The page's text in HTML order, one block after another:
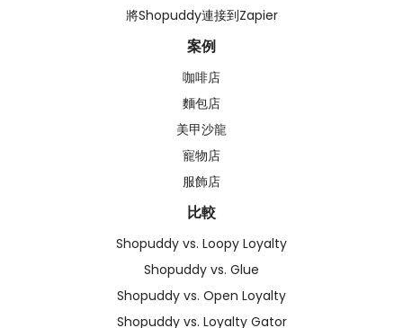
將Shopuddy連接到Zapier
案例
咖啡店
麵包店
美甲沙龍
寵物店
服飾店
比較
Shopuddy vs. Loopy Loyalty
Shopuddy vs. Glue
Shopuddy vs. Open Loyalty
Shopuddy vs. Loyalty Gator